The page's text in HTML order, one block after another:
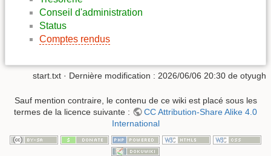
Conseil d'administration
Status
Comptes rendus
start.txt · Dernière modification : 2026/06/06 20:30 de otyugh
Sauf mention contraire, le contenu de ce wiki est placé sous les
termes de la licence suivante :
CC Attribution-Share Alike 4.0
International